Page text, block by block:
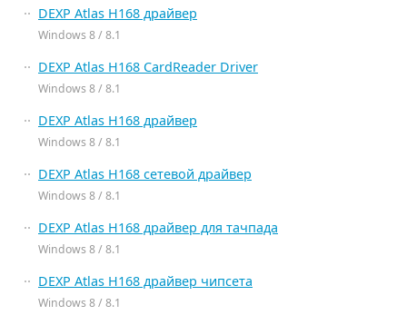
DEXP Atlas H168 драйвер
Windows 8 / 8.1
DEXP Atlas H168 CardReader Driver
Windows 8 / 8.1
DEXP Atlas H168 драйвер
Windows 8 / 8.1
DEXP Atlas H168 сетевой драйвер
Windows 8 / 8.1
DEXP Atlas H168 драйвер для тачпада
Windows 8 / 8.1
DEXP Atlas H168 драйвер чипсета
Windows 8 / 8.1